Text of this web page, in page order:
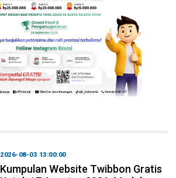
2026-08-03 13:00:00
Kumpulan Website Twibbon Gratis